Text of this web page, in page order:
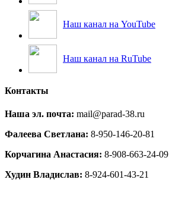
Наш канал на YouTube
Наш канал на RuTube
Контакты
Наша эл. почта: mail@parad-38.ru
Фалеева Светлана: 8-950-146-20-81
Корчагина Анастасия: 8-908-663-24-09
Худин Владислав: 8-924-601-43-21